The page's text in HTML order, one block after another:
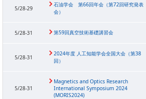
5/28-29
石油学会 第66回年会（第72回研究発表
会）
5/28-31 第59回真空技術基礎講習会
5/28-31
2024年度 人工知能学会全国大会（第38
回）
5/28-31
Magnetics and Optics Research
International Symposium 2024
(MORIS2024)